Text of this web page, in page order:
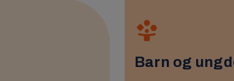
Barn og